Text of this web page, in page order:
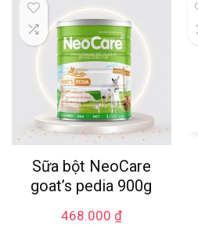
Sữa bột NeoCare
goat’s pedia 900g
468.000 ₫